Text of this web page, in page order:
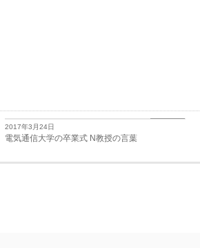
2017年3月24日
電気通信大学の卒業式 N教授の言葉